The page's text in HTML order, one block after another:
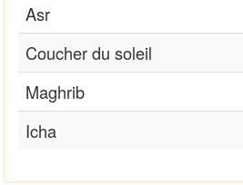
Asr
Coucher du soleil
Maghrib
Icha